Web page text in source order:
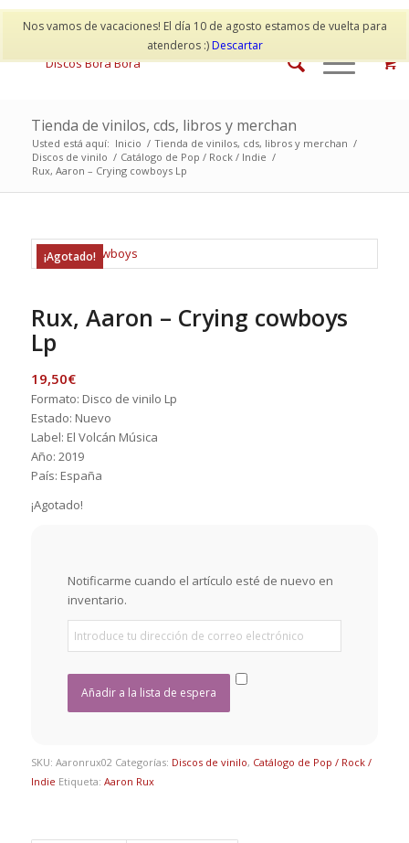
Nos vamos de vacaciones! El día 10 de agosto estamos de vuelta para
atenderos :)Descartar
Mi cuenta Contacto
Tienda de vinilos, cds, libros y merchan
Usted está aquí: Inicio / Tienda de vinilos, cds, libros y merchan /
Discos de vinilo / Catálogo de Pop / Rock / Indie /
Rux, Aaron – Crying cowboys Lp
¡Agotado!
Rux, Aaron – Crying cowboys
Lp
19,50€
Formato: Disco de vinilo Lp
Estado: Nuevo
Label: El Volcán Música
Año: 2019
País: España
¡Agotado!
Notificarme cuando el artículo esté de nuevo en
inventario.
SKU: Aaronrux02 Categorías: Discos de vinilo, Catálogo de Pop / Rock /
Indie Etiqueta: Aaron Rux